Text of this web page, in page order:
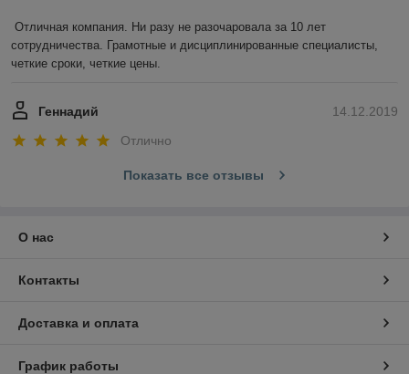
Отличная компания. Ни разу не разочаровала за 10 лет
сотрудничества. Грамотные и дисциплинированные специалисты,
четкие сроки, четкие цены.
14.12.2019
Геннадий
Отлично
Показать все отзывы
О нас
Контакты
Доставка и оплата
График работы